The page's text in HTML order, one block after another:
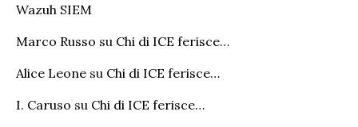
Wazuh SIEM
Marco Russo su Chi di ICE ferisce…
Alice Leone su Chi di ICE ferisce…
I. Caruso su Chi di ICE ferisce…